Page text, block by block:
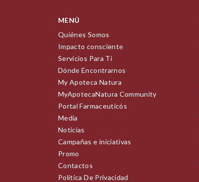
MENÚ
Quiénes Somos
Impacto consciente
Servicios Para Ti
Dónde Encontrarnos
My Apoteca Natura
MyApotecaNatura Community
Portal Farmaceuticós
Media
Noticias
Campañas e iniciativas
Promo
Contactos
Política De Privacidad